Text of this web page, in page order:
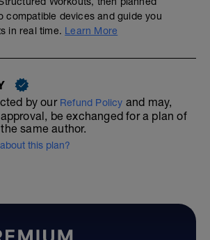
compatible devices and guide you
in real time. Learn More
by our Refund Policy and may,
be exchanged for a plan of
same author.
this plan?